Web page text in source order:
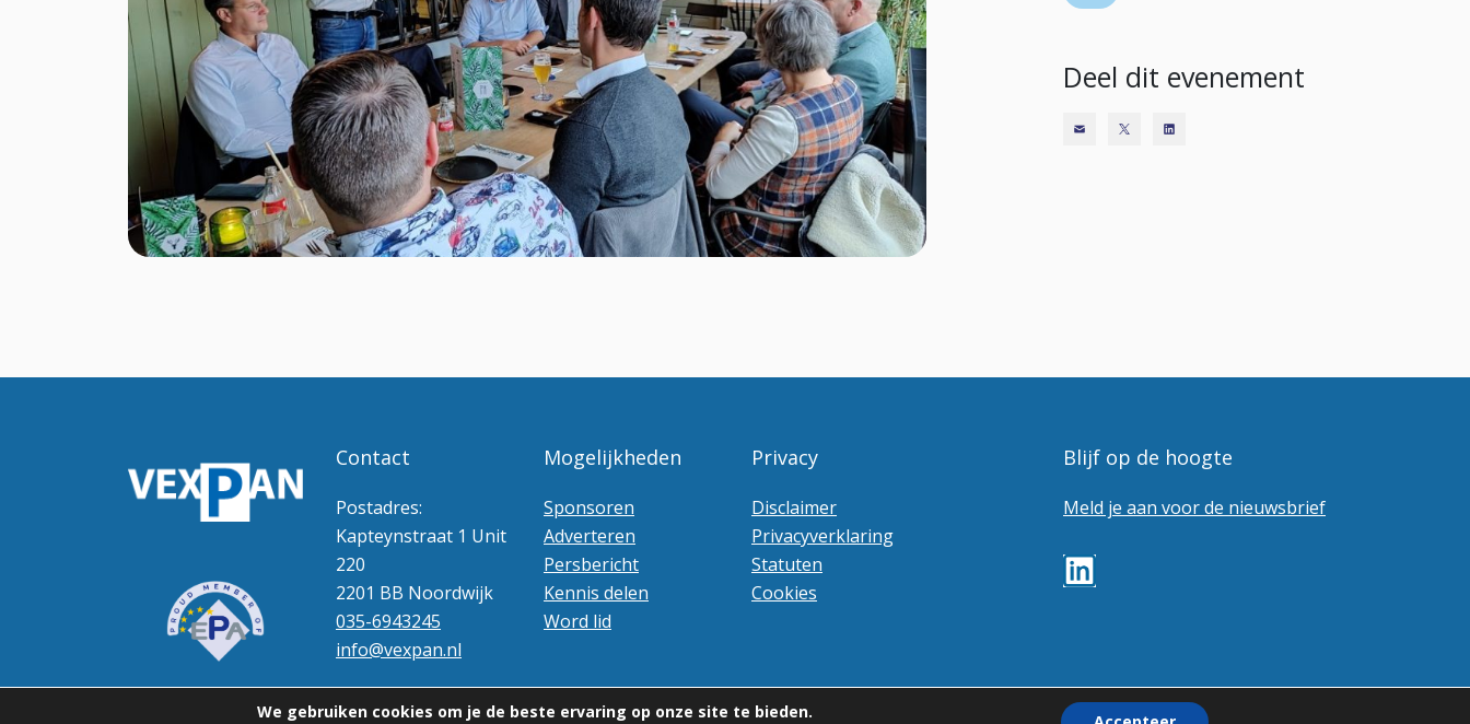
Deel dit evenement
Contact
Postadres:
Kapteynstraat 1 Unit
220
2201 BB Noordwijk
035-6943245
info@vexpan.nl
Mogelijkheden
Sponsoren
Adverteren
Persbericht
Kennis delen
Word lid
Privacy
Disclaimer
Privacyverklaring
Statuten
Cookies
Blijf op de hoogte
Meld je aan voor de nieuwsbrief
We gebruiken cookies om je de beste ervaring op onze site te bieden.